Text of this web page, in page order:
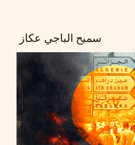
سميح الباجي عكاز